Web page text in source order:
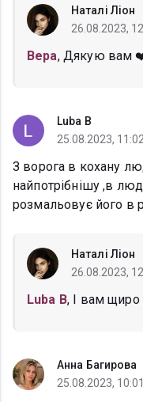
Наталі Ліон
26.08.2023,
Вера, Дякую
Luba B
25.08.2023,
З ворога в кохану
найпотрібнішу ,в
розмальовує його в
Наталі Ліон
26.08.2023,
Luba B, І вам
Анна Багирова
25.08.2023,